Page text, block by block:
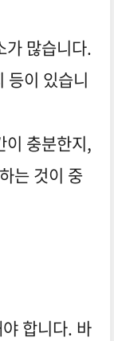
가 많습니다.
등이 있습니
이 충분한지,
는 것이 중
합니다. 바